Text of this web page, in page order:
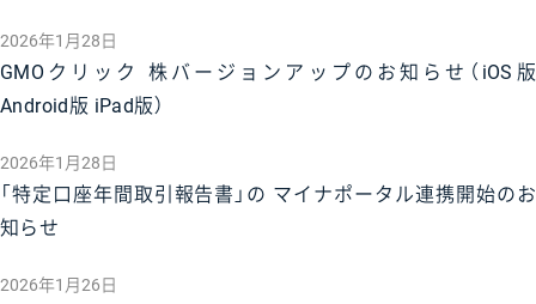
2026年1月28日
GMOクリック 株バージョンアップのお知らせ（iOS版
Android版 iPad版）
2026年1月28日
「特定口座年間取引報告書」の マイナポータル連携開始のお
知らせ
2026年1月26日